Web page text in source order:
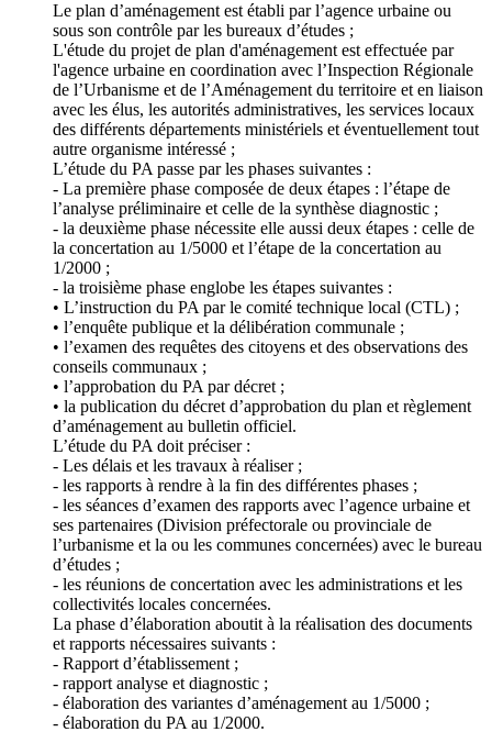
Le plan d’aménagement est établi par l’agence urbaine ou
sous son contrôle par les bureaux d’études ;
L'étude du projet de plan d'aménagement est effectuée par
l'agence urbaine en coordination avec l’Inspection Régionale
de l’Urbanisme et de l’Aménagement du territoire et en liaison
avec les élus, les autorités administratives, les services locaux
des différents départements ministériels et éventuellement tout
autre organisme intéressé ;
L’étude du PA passe par les phases suivantes :
- La première phase composée de deux étapes : l’étape de
l’analyse préliminaire et celle de la synthèse diagnostic ;
- la deuxième phase nécessite elle aussi deux étapes : celle de
la concertation au 1/5000 et l’étape de la concertation au
1/2000 ;
- la troisième phase englobe les étapes suivantes :
• L’instruction du PA par le comité technique local (CTL) ;
• l’enquête publique et la délibération communale ;
• l’examen des requêtes des citoyens et des observations des
conseils communaux ;
• l’approbation du PA par décret ;
• la publication du décret d’approbation du plan et règlement
d’aménagement au bulletin officiel.
L’étude du PA doit préciser :
- Les délais et les travaux à réaliser ;
- les rapports à rendre à la fin des différentes phases ;
- les séances d’examen des rapports avec l’agence urbaine et
ses partenaires (Division préfectorale ou provinciale de
l’urbanisme et la ou les communes concernées) avec le bureau
d’études ;
- les réunions de concertation avec les administrations et les
collectivités locales concernées.
La phase d’élaboration aboutit à la réalisation des documents
et rapports nécessaires suivants :
- Rapport d’établissement ;
- rapport analyse et diagnostic ;
- élaboration des variantes d’aménagement au 1/5000 ;
- élaboration du PA au 1/2000.